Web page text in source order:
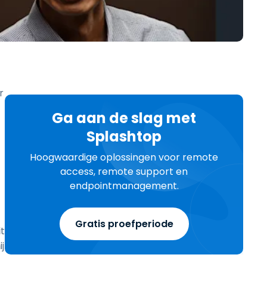
Alle producten
sectoren
繁體中文
日本語
Ga aan de slag met
Splashtop
Hoogwaardige oplossingen voor remote
access, remote support en
endpointmanagement.
Gratis proefperiode